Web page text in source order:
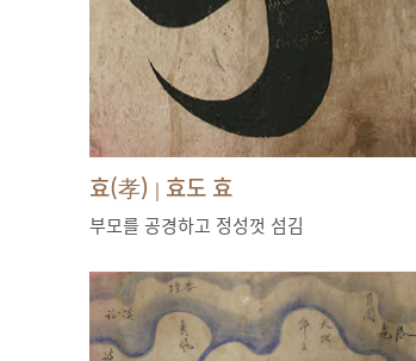
효(孝) | 효도 효
부모를 공경하고 정성껏 섬김